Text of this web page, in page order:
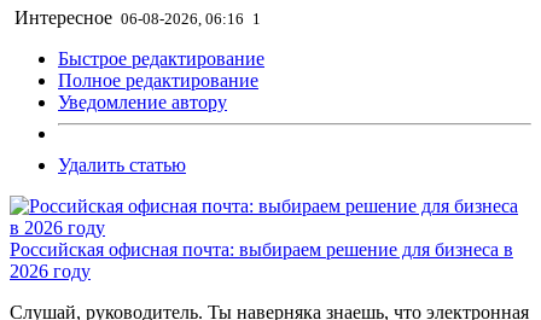
Интересное 06-08-2026, 06:16 1
Быстрое редактирование
Полное редактирование
Уведомление автору
Удалить статью
Российская офисная почта: выбираем решение для бизнеса в
2026 году
Слушай, руководитель. Ты наверняка знаешь, что электронная